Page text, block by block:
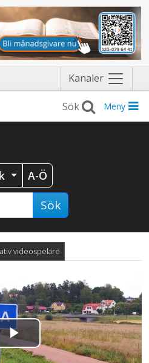
Kanaler Näytä
valikko
Meny
A-Ö
Sök
videospelare
Spela